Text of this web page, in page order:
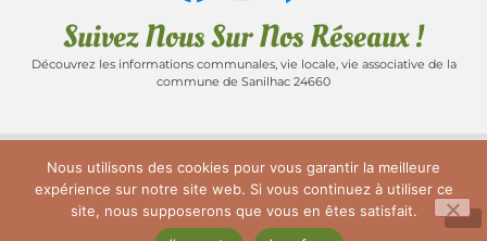
Suivez Nous Sur Nos Réseaux !
Découvrez les informations communales, vie locale, vie associative de la
commune de Sanilhac 24660
PLAN DU SITE MENTIONS LÉGALES
POLITIQUE DE CONFIDENTIALITÉ
Nous utilisons des cookies pour vous garantir la meilleure
expérience sur notre site web. Si vous continuez à utiliser ce
site, nous supposerons que vous en êtes satisfait.